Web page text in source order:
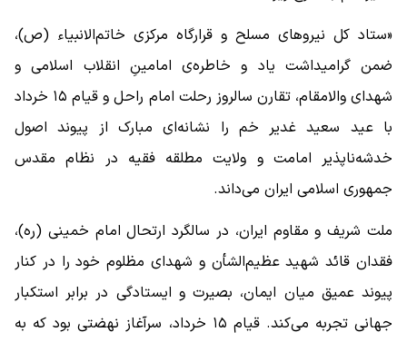
«ستاد کل نیروهای مسلح و قرارگاه مرکزی خاتم‌الانبیاء (ص)،
ضمن گرامیداشت یاد و خاطره‌ی امامینِ انقلاب اسلامی و
شهدای والامقام، تقارن سالروز رحلت امام راحل و قیام ۱۵ خرداد
با عید سعید غدیر خم را نشانه‌ای مبارک از پیوند اصول
خدشه‌ناپذیر امامت و ولایت مطلقه فقیه در نظام مقدس
جمهوری اسلامی ایران می‌داند.
ملت شریف و مقاوم ایران، در سالگرد ارتحال امام خمینی (ره)،
فقدان قائد شهید عظیم‌الشأن و شهدای مظلوم خود را در کنار
پیوند عمیق میان ایمان، بصیرت و ایستادگی در برابر استکبار
جهانی تجربه می‌کند. قیام ۱۵ خرداد، سرآغاز نهضتی بود که به